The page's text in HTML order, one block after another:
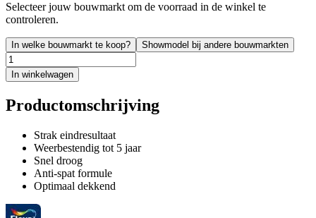
Selecteer jouw bouwmarkt om de voorraad in de winkel te
controleren.
In welke bouwmarkt te koop? Showmodel bij andere bouwmarkten
In winkelwagen
Productomschrijving
Strak eindresultaat
Weerbestendig tot 5 jaar
Snel droog
Anti-spat formule
Optimaal dekkend